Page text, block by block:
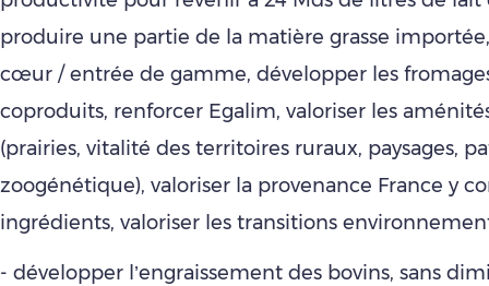
produire une partie de la matière grasse
cœur / entrée de gamme, développer les
coproduits, renforcer Egalim, valoriser les
(prairies, vitalité des territoires ruraux, paysages,
zoogénétique), valoriser la provenance France y
ingrédients, valoriser les transitions
- développer l’engraissement des bovins, sans